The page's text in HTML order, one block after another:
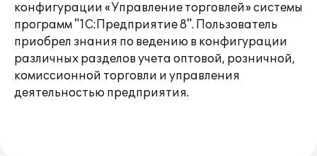
конфигурации «Управление торговлей» системы
программ "1С:Предприятие 8". Пользователь
приобрел знания по ведению в конфигурации
различных разделов учета оптовой, розничной,
комиссионной торговли и управления
деятельностью предприятия.